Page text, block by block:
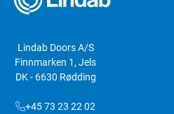
Lindab Doors A/S
Finnmarken 1, Jels
DK - 6630 Rødding
+45 73 23 22 02